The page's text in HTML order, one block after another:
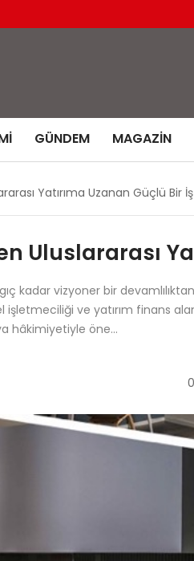
GÜNDEM MAGAZIN
Yatırıma Uzanan Güçlü Bir
Uluslararası
kadar vizyoner bir
ve yatırım finans
hâkimiyetiyle öne…